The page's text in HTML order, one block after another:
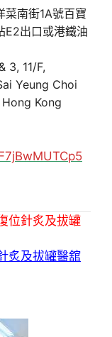
菜南街1A號百寶
E2出口或港鐵油
3, 11/F,
Yeung Choi
Kong
位針炙及拔罐
炙及拔罐醫舘